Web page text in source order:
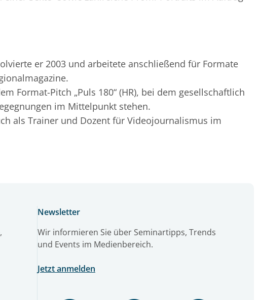
er 2003 und arbeitete anschließend für Formate
Format-Pitch „Puls 180“ (HR), bei dem gesellschaftlich
im Mittelpunkt stehen.
als Trainer und Dozent für Videojournalismus im
Newsletter
Wir informieren Sie über Seminartipps, Trends
und Events im Medienbereich.
Jetzt anmelden